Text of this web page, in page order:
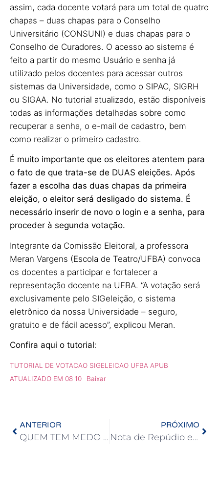
assim, cada docente votará para um total de quatro
chapas – duas chapas para o Conselho
Universitário (CONSUNI) e duas chapas para o
Conselho de Curadores. O acesso ao sistema é
feito a partir do mesmo Usuário e senha já
utilizado pelos docentes para acessar outros
sistemas da Universidade, como o SIPAC, SIGRH
ou SIGAA. No tutorial atualizado, estão disponíveis
todas as informações detalhadas sobre como
recuperar a senha, o e-mail de cadastro, bem
como realizar o primeiro cadastro.
É muito importante que os eleitores atentem para
o fato de que trata-se de DUAS eleições. Após
fazer a escolha das duas chapas da primeira
eleição, o eleitor será desligado do sistema. É
necessário inserir de novo o login e a senha, para
proceder à segunda votação.
Integrante da Comissão Eleitoral, a professora
Meran Vargens (Escola de Teatro/UFBA) convoca
os docentes a participar e fortalecer a
representação docente na UFBA. “A votação será
exclusivamente pelo SIGeleição, o sistema
eletrônico da nossa Universidade – seguro,
gratuito e de fácil acesso”, explicou Meran.
Confira aqui o tutorial:
TUTORIAL DE VOTACAO SIGELEICAO UFBA APUB
ATUALIZADO EM 08 10
Baixar
ANTERIOR
QUEM TEM MEDO DE CONSULTAS AMPLAS?
PRÓXIMO
Nota de Repúdio e Desagravo